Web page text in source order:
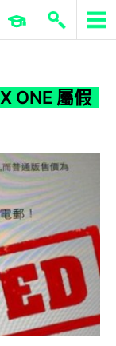
ERP 與商業 AI
ONE 屬假